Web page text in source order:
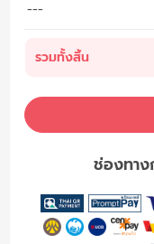
---
รวมทั้งสิ้น
ช่องทาง